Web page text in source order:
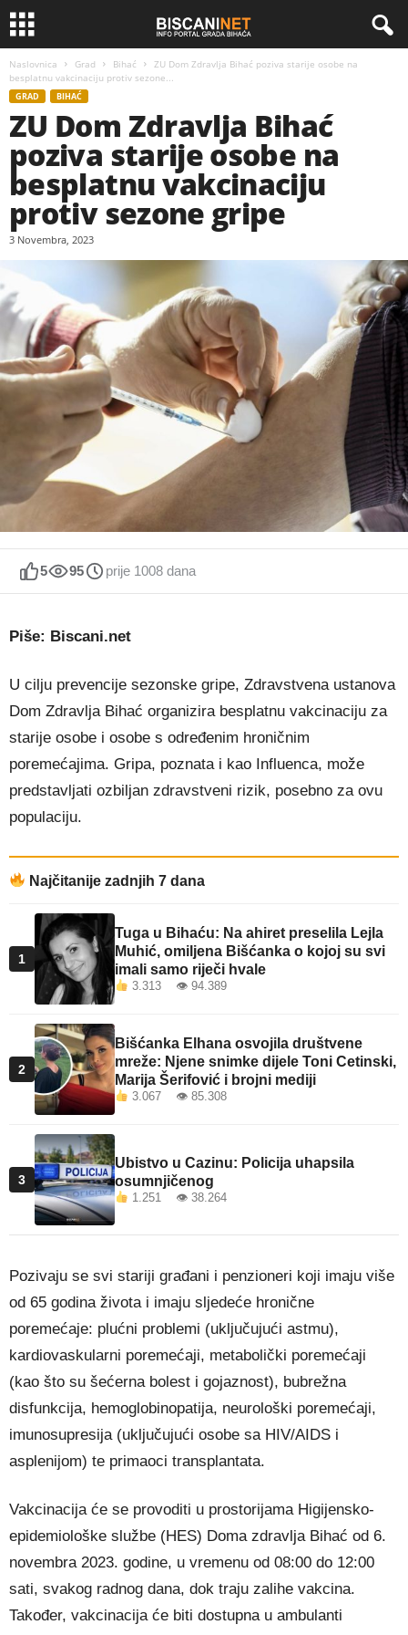
Naslovnica Grad Bihać
ZU Dom Zdravlja Bihać poziva starije osobe na
besplatnu vakcinaciju protiv sezone...
GRAD BIHAĆ
ZU Dom Zdravlja Bihać
poziva starije osobe na
besplatnu vakcinaciju
protiv sezone gripe
3 Novembra, 2023
5 95 prije 1008 dana
Piše: Biscani.net
U cilju prevencije sezonske gripe, Zdravstvena ustanova
Dom Zdravlja Bihać organizira besplatnu vakcinaciju za
starije osobe i osobe s određenim hroničnim
poremećajima. Gripa, poznata i kao Influenca, može
predstavljati ozbiljan zdravstveni rizik, posebno za ovu
populaciju.
Najčitanije zadnjih 7 dana
1
Tuga u Bihaću: Na ahiret preselila Lejla
Muhić, omiljena Bišćanka o kojoj su svi
imali samo riječi hvale
3.313 👁 94.389
2
Bišćanka Elhana osvojila društvene
mreže: Njene snimke dijele Toni Cetinski,
Marija Šerifović i brojni mediji
3.067 👁 85.308
3
Ubistvo u Cazinu: Policija uhapsila
osumnjičenog
1.251 👁 38.264
Pozivaju se svi stariji građani i penzioneri koji imaju više
od 65 godina života i imaju sljedeće hronične
poremećaje: plućni problemi (uključujući astmu),
kardiovaskularni poremećaji, metabolički poremećaji
(kao što su šećerna bolest i gojaznost), bubrežna
disfunkcija, hemoglobinopatija, neurološki poremećaji,
imunosupresija (uključujući osobe sa HIV/AIDS i
asplenijom) te primaoci transplantata.
Vakcinacija će se provoditi u prostorijama Higijensko-
epidemiološke službe (HES) Doma zdravlja Bihać od 6.
novembra 2023. godine, u vremenu od 08:00 do 12:00
sati, svakog radnog dana, dok traju zalihe vakcina.
Također, vakcinacija će biti dostupna u ambulanti